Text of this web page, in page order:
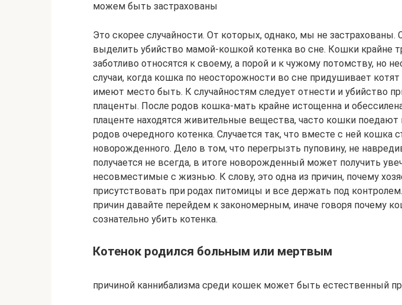
можем быть застрахованы
Это скорее случайности. От которых, однако, мы не застрахованы.
выделить убийство мамой-кошкой котенка во сне. Кошки крайне
заботливо относятся к своему, а порой и к чужому потомству, но
случаи, когда кошка по неосторожности во сне придушивает
имеют место быть. К случайностям следует отнести и убийство
плаценты. После родов кошка-мать крайне истощенна и
плаценте находятся живительные вещества, часто кошки поедают
родов очередного котенка. Случается так, что вместе с ней кошка
новорожденного. Дело в том, что перегрызть пуповину, не
получается не всегда, в итоге новорожденный может получить
несовместимые с жизнью. К слову, это одна из причин, почему
присутствовать при родах питомицы и все держать под
причин давайте перейдем к закономерным, иначе говоря почему
сознательно убить котенка.
Котенок родился больным или мертвым
причиной каннибализма среди кошек может быть естественный